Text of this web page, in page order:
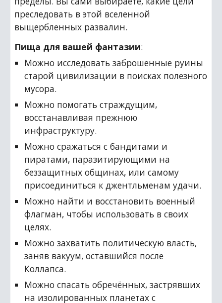
преследовать в этой вселенной
выщербленных развалин.
Пища для вашей фантазии:
Можно исследовать заброшенные руины
старой цивилизации в поисках полезного
мусора.
Можно помогать страждущим,
восстанавливая прежнюю
инфраструктуру.
Можно сражаться с бандитами и
пиратами, паразитирующими на
беззащитных общинах, или самому
присоединиться к джентльменам удачи.
Можно найти и восстановить военный
флагман, чтобы использовать в своих
целях.
Можно захватить политическую власть,
заняв вакуум, оставшийся после
Коллапса.
Можно спасать обречённых, застрявших
на изолированных планетах с